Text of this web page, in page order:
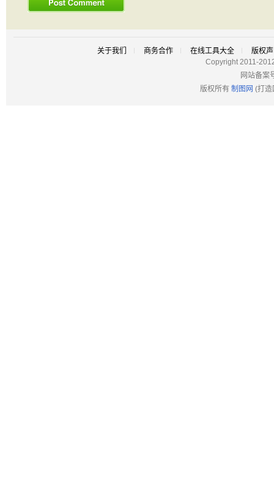
关于我们 商务合作 在线工具大全
版权
Copyright 2011-
网站备案
版权所有 制图网 (打造